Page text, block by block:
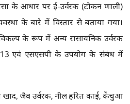
के आधार पर ई-उर्वरक (टोकन प्रणाली)
के बारे में विस्तार से बताया गया।
के रूप में अन्य रासायनिक उर्वरक
एवं एसएसपी के उपयोग के संबंध में
खाद, जैव उर्वरक, नील हरित काई, केंचुआ